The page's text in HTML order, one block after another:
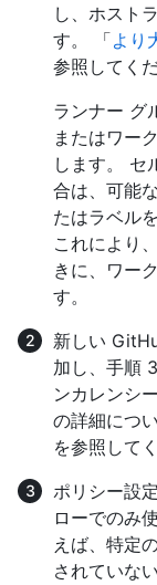
し、ホスト
す。 「より
参照してくだ
ランナー グ
またはワー
します。 セ
合は、可能
たはラベル
これにより
きに、ワー
す。
新しい
加し、手順
ンカレンシ
の詳細につ
を参照して
ポリシー設
ローでのみ
えば、特定
されていな